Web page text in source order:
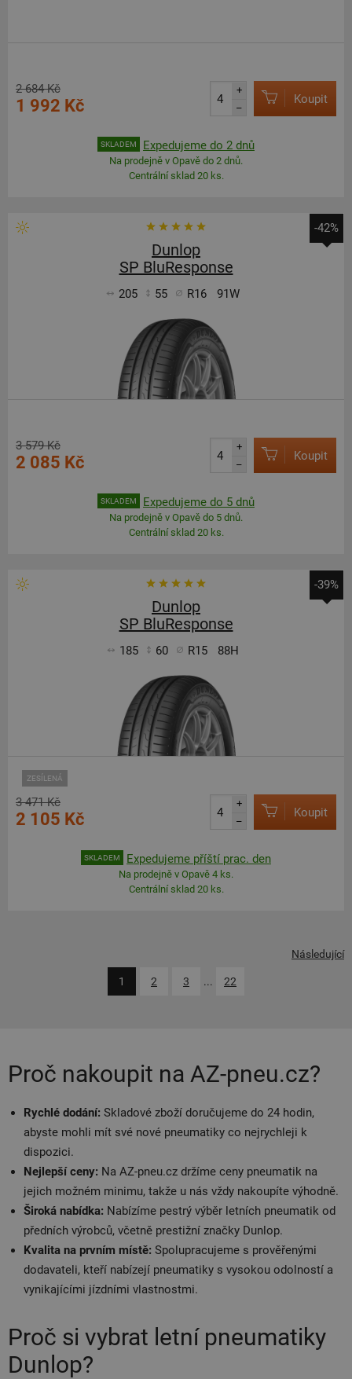
2 684 Kč
1 992 Kč
+
–
Koupit
SKLADEM Expedujeme do 2 dnů
Na prodejně v Opavě do 2 dnů.
Centrální sklad 20 ks.
-42%
Dunlop
SP BluResponse
205 55 R16 91W
3 579 Kč
2 085 Kč
+
–
Koupit
SKLADEM Expedujeme do 5 dnů
Na prodejně v Opavě do 5 dnů.
Centrální sklad 20 ks.
-39%
Dunlop
SP BluResponse
185 60 R15 88H
ZESÍLENÁ
3 471 Kč
2 105 Kč
+
–
Koupit
SKLADEM Expedujeme příští prac. den
Na prodejně v Opavě 4 ks.
Centrální sklad 20 ks.
1 2 3 ... 22
Následující
Proč nakoupit na AZ-pneu.cz?
Rychlé dodání: Skladové zboží doručujeme do 24 hodin,
abyste mohli mít své nové pneumatiky co nejrychleji k
dispozici.
Nejlepší ceny: Na AZ-pneu.cz držíme ceny pneumatik na
jejich možném minimu, takže u nás vždy nakoupíte výhodně.
Široká nabídka: Nabízíme pestrý výběr letních pneumatik od
předních výrobců, včetně prestižní značky Dunlop.
Kvalita na prvním místě: Spolupracujeme s prověřenými
dodavateli, kteří nabízejí pneumatiky s vysokou odolností a
vynikajícími jízdními vlastnostmi.
Proč si vybrat letní pneumatiky
Dunlop?